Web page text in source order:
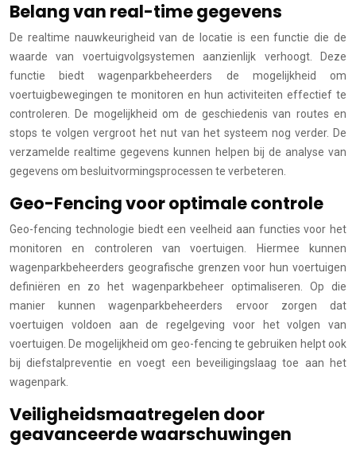
Belang van real-time gegevens
De realtime nauwkeurigheid van de locatie is een functie die de
waarde van voertuigvolgsystemen aanzienlijk verhoogt. Deze
functie biedt wagenparkbeheerders de mogelijkheid om
voertuigbewegingen te monitoren en hun activiteiten effectief te
controleren. De mogelijkheid om de geschiedenis van routes en
stops te volgen vergroot het nut van het systeem nog verder. De
verzamelde realtime gegevens kunnen helpen bij de analyse van
gegevens om besluitvormingsprocessen te verbeteren.
Geo-Fencing voor optimale controle
Geo-fencing technologie biedt een veelheid aan functies voor het
monitoren en controleren van voertuigen. Hiermee kunnen
wagenparkbeheerders geografische grenzen voor hun voertuigen
definiëren en zo het wagenparkbeheer optimaliseren. Op die
manier kunnen wagenparkbeheerders ervoor zorgen dat
voertuigen voldoen aan de regelgeving voor het volgen van
voertuigen. De mogelijkheid om geo-fencing te gebruiken helpt ook
bij diefstalpreventie en voegt een beveiligingslaag toe aan het
wagenpark.
Veiligheidsmaatregelen door
geavanceerde waarschuwingen